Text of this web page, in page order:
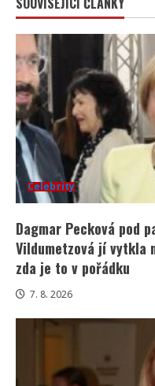
Celebrity
Dagmar Pecková pod
Vildumetzová jí vytkla
zda je to v pořádku
7. 8. 2026